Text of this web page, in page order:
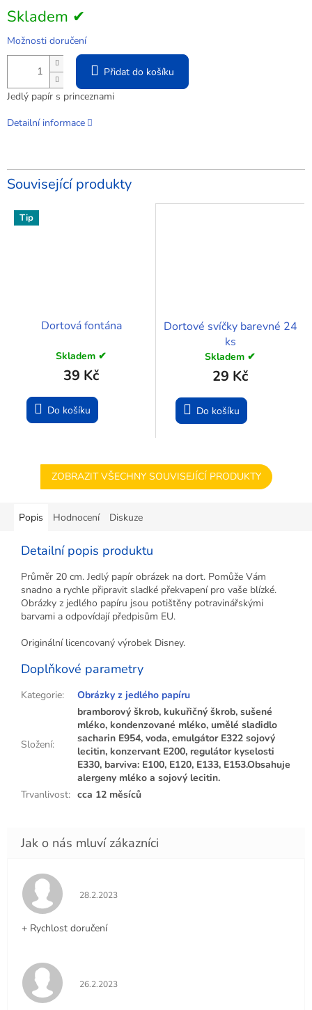
Měrná
cena:
Skladem ✔
Možnosti doručení
Přidat do košíku
Jedlý papír s princeznami
Detailní informace
Související produkty
Tip
Dortová fontána
Skladem ✔
39 Kč
Do košíku
Dortové svíčky barevné 24
ks
Skladem ✔
29 Kč
Do košíku
ZOBRAZIT VŠECHNY SOUVISEJÍCÍ PRODUKTY
Popis Hodnocení Diskuze
Detailní popis produktu
Průměr 20 cm. Jedlý papír obrázek na dort. Pomůže Vám
snadno a rychle připravit sladké překvapení pro vaše blízké.
Obrázky z jedlého papíru jsou potištěny potravinářskými
barvami a odpovídají předpisům EU.
Originální licencovaný výrobek Disney.
Doplňkové parametry
Kategorie: Obrázky z jedlého papíru
Složení:
bramborový škrob, kukuřičný škrob, sušené
mléko, kondenzované mléko, umělé sladidlo
sacharin E954, voda, emulgátor E322 sojový
lecitin, konzervant E200, regulátor kyselosti
E330, barviva: E100, E120, E133, E153.Obsahuje
alergeny mléko a sojový lecitin.
Trvanlivost: cca 12 měsíců
Hodnocení obchodu je 5 z 5 hvězdiček.
28.2.2023
+ Rychlost doručení
Hodnocení obchodu je 5 z 5 hvězdiček.
26.2.2023